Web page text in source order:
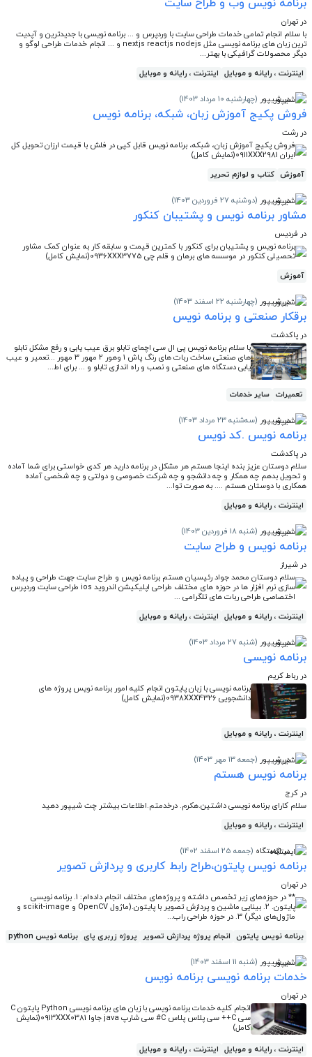
برنامه نویس وب و طراح سایت
در تهران
با سلام انجام تمامی خدمات طراحی سایت با وردپرس و ... برنامه نویسی با جدیدترین و آپدیت
ترین زبان های برنامه نویسی مثل nextjs reactjs nodejs و ... انجام خدمات طراحی لوگو و
دیگر محصولات گرافیکی با بهتر...
اینترنت ، رایانه و موبایل اینترنت ، رایانه و موبایل
در شیپور (چهارشنبه 10 مرداد 1403)
فروش پکیج آموزش زبان، شبکه، برنامه نویس
در رشت
فروش پکیج آموزش زبان، شبکه، برنامه نویس قابل کپی در فلش با قیمت ارزان تحویل کل
ایران 0911XXX2981(نمایش کامل)
آموزش کتاب و لوازم تحریر
در شیپور (دوشنبه 27 فروردین 1403)
مشاور برنامه نویس و پشتیبان کنکور
در فردیس
برنامه نویس و پشتیبان برای کنکور با کمترین قیمت و سابقه کار به عنوان کمک مشاور
تحصیلی کنکور در موسسه های برهان و قلم چی 0936XXX3775(نمایش کامل)
آموزش
در شیپور (چهارشنبه 22 اسفند 1403)
برقکار صنعتی و برنامه نویس
در پاکدشت
با سلام برنامه نویس پی ال سی اچمای تابلو برق عیب یابی و رفع مشکل تابلو
های صنعتی ساخت ربات های رنگ پاش 1 وهور 2 مهور 3 مهور ...تعمیر و عیب
یابی دستگاه های صنعتی و نصب و راه اندازی تابلو و ... برای اط...
تعمیرات سایر خدمات
در شیپور (سه‌شنبه 23 مرداد 1403)
برنامه نویس .کد نویس
در پاکدشت
سلام دوستان عزیز بنده اینجا هستم هر مشکل در برنامه دارید هر کدی خواستی برای شما آماده
و تحویل بدهم چه همکار و چه دانشجو و چه شرکت خصوصی و دولتی و چه شخصی آماده
همکاری با دوستان هستم .... به صورت توا...
اینترنت ، رایانه و موبایل
در شیپور (شنبه 18 فروردین 1403)
برنامه نویس و طراح سایت
در شیراز
سلام دوستان محمد جواد رئیسیان هستم برنامه نویس و طراح سایت جهت طراحی و پیاده
سازی نرم افزار ها در حوزه های مختلف طراحی اپلیکیشن اندروید ios طراحی سایت وردپرس
اختصاصی طراحی ربات های تلگرامی ...
اینترنت ، رایانه و موبایل اینترنت ، رایانه و موبایل
در شیپور (شنبه 27 مرداد 1403)
برنامه نویسی
در رباط کریم
برنامه نویسی با زبان پایتون انجام کلیه امور برنامه نویس پروژه های
دانشجویی 0938XXX4326(نمایش کامل)
اینترنت ، رایانه و موبایل
در شیپور (جمعه 13 مهر 1403)
برنامه نویس هستم
در کرج
سلام کارای برنامه نویسی داشتین.هکرم. درخدمتم.اطلاعات بیشتر چت شیپور دهید
اینترنت ، رایانه و موبایل
در ایستگاه (جمعه 25 اسفند 1402)
برنامه نویس پایتون،طراح رابط کاربری و پردازش تصویر
در تهران
** در حوزه‌های زیر تخصص داشته و پروژه‌های مختلف انجام داده‌ام: 1. برنامه نویسی
پایتون. 2. بینایی ماشین و پردازش تصویر با پایتون.(ماژول OpenCV و scikit-image و
ماژول‌های دیگر) 3. در حوزه طراحی راب...
برنامه نویس پایتون انجام پروژه پردازش تصویر پروژه زربری پای برنامه نویس python
در شیپور (شنبه 11 اسفند 1403)
خدمات برنامه نویسی برنامه نویس
در تهران
انجام کلیه خدمات برنامه نویسی با زبان های برنامه نویسی Python پایتون C
سی C++ سی پلاس پلاس C# سی شارپ java جاوا 0913XXX0381(نمایش
کامل)
اینترنت ، رایانه و موبایل اینترنت ، رایانه و موبایل